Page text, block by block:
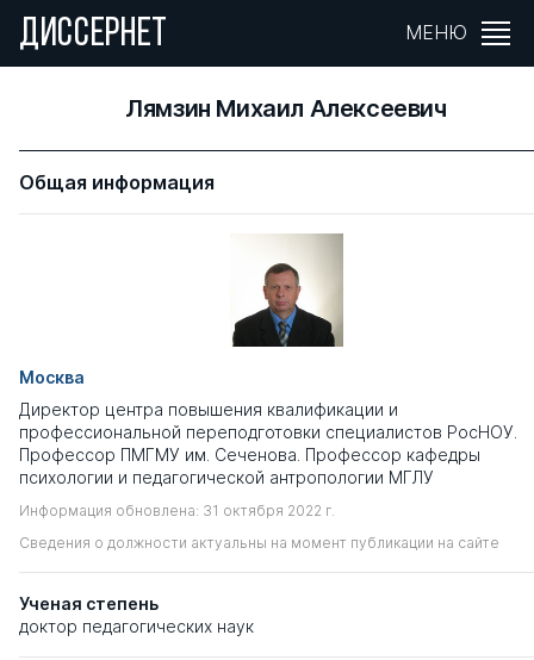
ДИССЕРНЕТ МЕНЮ
Лямзин Михаил Алексеевич
Общая информация
Москва
Директор центра повышения квалификации и
профессиональной переподготовки специалистов РосНОУ.
Профессор ПМГМУ им. Сеченова. Профессор кафедры
психологии и педагогической антропологии МГЛУ
Информация обновлена: 31 октября 2022 г.
Сведения о должности актуальны на момент публикации на сайте
Ученая степень
доктор педагогических наук